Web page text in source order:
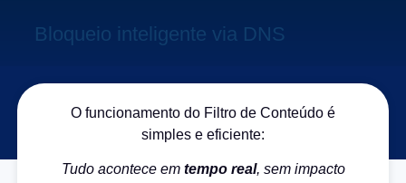
Bloqueio inteligente via DNS
O funcionamento do Filtro de Conteúdo é
simples e eficiente:
Tudo acontece em tempo real, sem impacto